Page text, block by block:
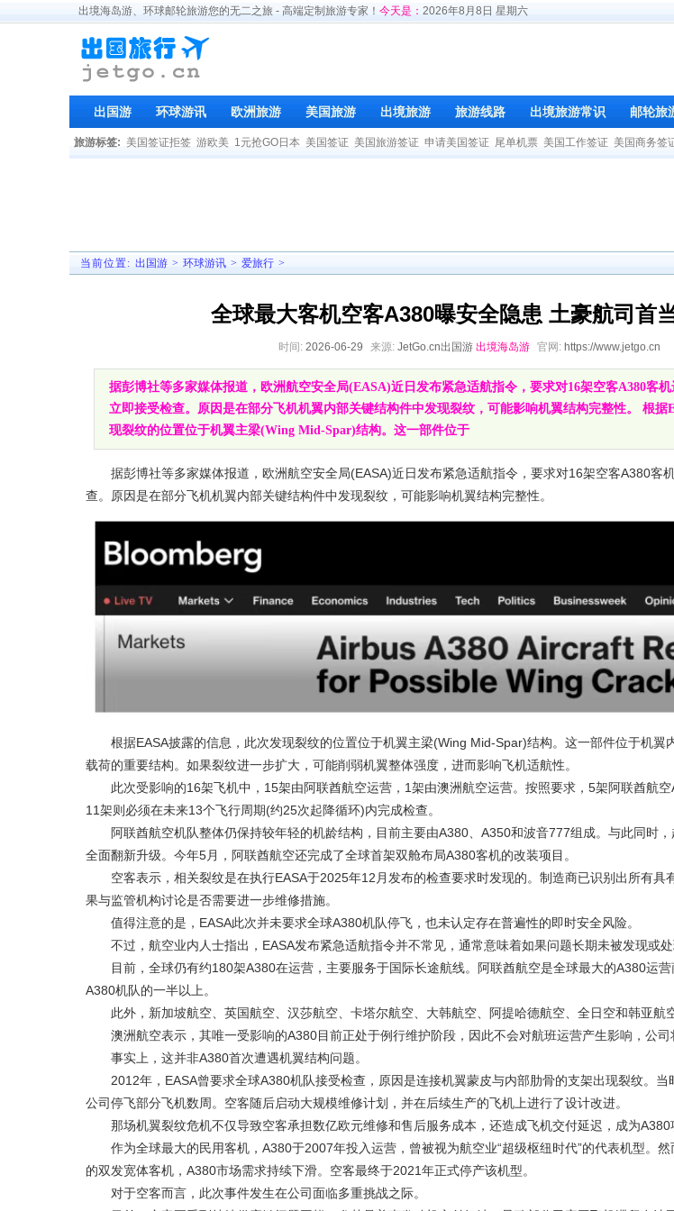
出境海岛游、环球邮轮旅游您的无二之旅 - 高端定制旅游专家！ 今天是： 2026年8月8日 星期六
出国游 环球游讯 欧洲旅游 美国旅游 出境旅游 旅游线路 出境旅游常识 邮轮旅
旅游标签: 美国签证拒签 游欧美 1元抢GO日本 美国签证 美国旅游签证 申请美国签证 尾单机票 美国工作签证 美国商务签
当前位置: 出国游 > 环球游讯 > 爱旅行 >
全球最大客机空客A380曝安全隐患 土豪航司首
时间: 2026-06-29 来源: JetGo.cn出国游 出境海岛游 官网: https://www.jetgo.cn
据彭博社等多家媒体报道，欧洲航空安全局(EASA)近日发布紧急适航指令，要求对16架空客A380客
立即接受检查。原因是在部分飞机机翼内部关键结构件中发现裂纹，可能影响机翼结构完整性。 根据
现裂纹的位置位于机翼主梁(Wing Mid-Spar)结构。这一部件位于
据彭博社等多家媒体报道，欧洲航空安全局(EASA)近日发布紧急适航指令，要求对16架空客A380客机
查。原因是在部分飞机机翼内部关键结构件中发现裂纹，可能影响机翼结构完整性。
根据EASA披露的信息，此次发现裂纹的位置位于机翼主梁(Wing Mid-Spar)结构。这一部件位于机翼
载荷的重要结构。如果裂纹进一步扩大，可能削弱机翼整体强度，进而影响飞机适航性。
此次受影响的16架飞机中，15架由阿联酋航空运营，1架由澳洲航空运营。按照要求，5架阿联酋航空
11架则必须在未来13个飞行周期(约25次起降循环)内完成检查。
阿联酋航空机队整体仍保持较年轻的机龄结构，目前主要由A380、A350和波音777组成。与此同时
全面翻新升级。今年5月，阿联酋航空还完成了全球首架双舱布局A380客机的改装项目。
空客表示，相关裂纹是在执行EASA于2025年12月发布的检查要求时发现的。制造商已识别出所有具
果与监管机构讨论是否需要进一步维修措施。
值得注意的是，EASA此次并未要求全球A380机队停飞，也未认定存在普遍性的即时安全风险。
不过，航空业内人士指出，EASA发布紧急适航指令并不常见，通常意味着如果问题长期未被发现或
目前，全球仍有约180架A380在运营，主要服务于国际长途航线。阿联酋航空是全球最大的A380运
A380机队的一半以上。
此外，新加坡航空、英国航空、汉莎航空、卡塔尔航空、大韩航空、阿提哈德航空、全日空和韩亚航
澳洲航空表示，其唯一受影响的A380目前正处于例行维护阶段，因此不会对航班运营产生影响，公司
事实上，这并非A380首次遭遇机翼结构问题。
2012年，EASA曾要求全球A380机队接受检查，原因是连接机翼蒙皮与内部肋骨的支架出现裂纹。当
公司停飞部分飞机数周。空客随后启动大规模维修计划，并在后续生产的飞机上进行了设计改进。
那场机翼裂纹危机不仅导致空客承担数亿欧元维修和售后服务成本，还造成飞机交付延迟，成为A380
作为全球最大的民用客机，A380于2007年投入运营，曾被视为航空业“超级枢纽时代”的代表机型。然
的双发宽体客机，A380市场需求持续下滑。空客最终于2021年正式停产该机型。
对于空客而言，此次事件发生在公司面临多重挑战之际。